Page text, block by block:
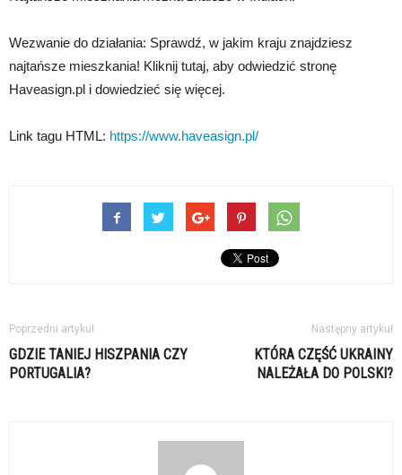
Wezwanie do działania: Sprawdź, w jakim kraju znajdziesz
najtańsze mieszkania! Kliknij tutaj, aby odwiedzić stronę
Haveasign.pl i dowiedzieć się więcej.
Link tagu HTML: https://www.haveasign.pl/
Poprzedni artykuł
GDZIE TANIEJ HISZPANIA CZY
PORTUGALIA?
Następny artykuł
KTÓRA CZĘŚĆ UKRAINY
NALEŻAŁA DO POLSKI?